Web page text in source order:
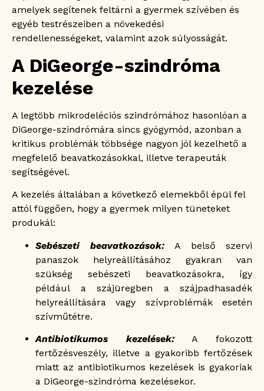
amelyek segítenek feltárni a gyermek szívében és
egyéb testrészeiben a növekedési
rendellenességeket, valamint azok súlyosságát.
A DiGeorge-szindróma
kezelése
A legtöbb mikrodeléciós szindrómához hasonlóan a
DiGeorge-szindrómára sincs gyógymód, azonban a
kritikus problémák többsége nagyon jól kezelhető a
megfelelő beavatkozásokkal, illetve terapeuták
segítségével.
A kezelés általában a következő elemekből épül fel
attól függően, hogy a gyermek milyen tüneteket
produkál:
Sebészeti beavatkozások: A belső szervi
panaszok helyreállításához gyakran van
szükség sebészeti beavatkozásokra, így
például a szájüregben a szájpadhasadék
helyreállítására vagy szívproblémák esetén
szívműtétre.
Antibiotikumos kezelések:A fokozott
fertőzésveszély, illetve a gyakoribb fertőzések
miatt az antibiotikumos kezelések is gyakoriak
a DiGeorge-szindróma kezelésekor.